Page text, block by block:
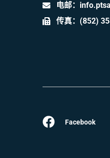
电邮：
传真：(852)
Facebook